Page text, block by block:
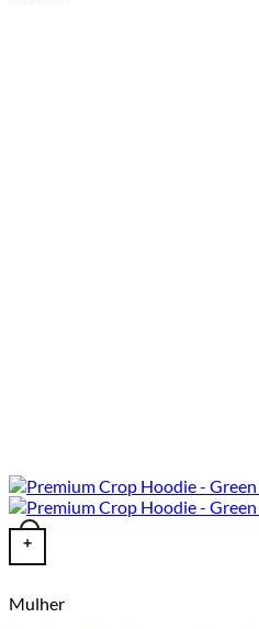
+
This product has multiple
Mulher